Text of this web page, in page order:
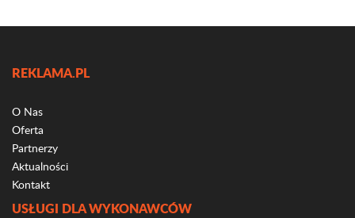
REKLAMA.PL
O Nas
Oferta
Partnerzy
Aktualności
Kontakt
USŁUGI DLA WYKONAWCÓW